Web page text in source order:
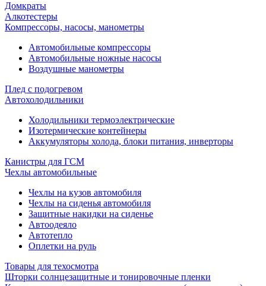
Домкраты
Алкотестеры
Компрессоры, насосы, манометры
Автомобильные компрессоры
Автомобильные ножные насосы
Воздушные манометры
Плед с подогревом
Автохолодильники
Холодильники термоэлектрические
Изотермические контейнеры
Аккумуляторы холода, блоки питания, инверторы
Канистры для ГСМ
Чехлы автомобильные
Чехлы на кузов автомобиля
Чехлы на сиденья автомобиля
Защитные накидки на сиденье
Автоодеяло
Автотепло
Оплетки на руль
Товары для техосмотра
Шторки солнцезащитные и тонировочные пленки